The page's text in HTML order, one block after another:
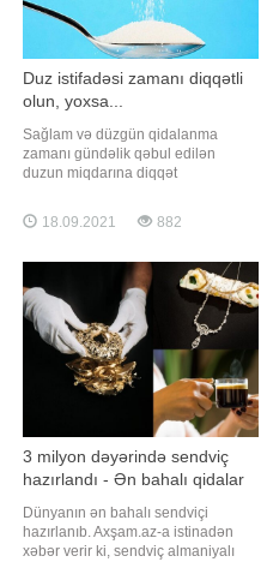
Duz istifadəsi zamanı diqqətli
olun, yoxsa...
Sağlam və düzgün qidalanma
zamanı gündəlik qəbul edilən
duzun miqdarına diqqət
normal qəbulu üçün aşağıdakılara
diqqət yerirmək lazımdır:. * Duz
bir yaxınlıq var. Belə ki, çox duz
qəbulu artıq mayenin qəbuluna və
təzyiqin yüksəlməsin
18.09.2021 882
3 milyon dəyərində sendviç
hazırlandı - Ən bahalı qidalar
Dünyanın ən bahalı sendviçi
hazırlanıb. Axşam.az-a istinadən
xəbər verir ki, sendviç almaniyalı